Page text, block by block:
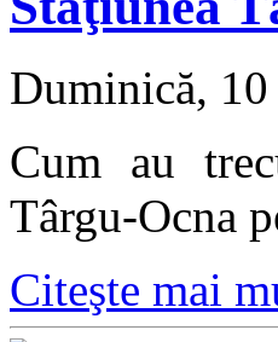
Duminică,
Cum au
Târgu-Ocna
Citeşte mai